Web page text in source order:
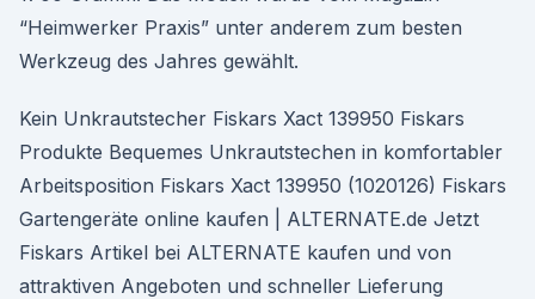
“Heimwerker Praxis” unter anderem zum besten
Werkzeug des Jahres gewählt.
Kein Unkrautstecher Fiskars Xact 139950 Fiskars
Produkte Bequemes Unkrautstechen in komfortabler
Arbeitsposition Fiskars Xact 139950 (1020126) Fiskars
Gartengeräte online kaufen | ALTERNATE.de Jetzt
Fiskars Artikel bei ALTERNATE kaufen und von
attraktiven Angeboten und schneller Lieferung